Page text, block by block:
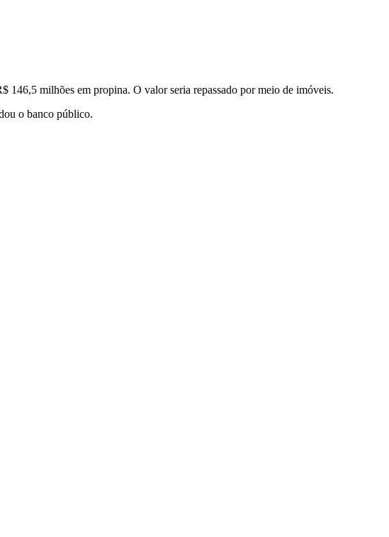
146,5 milhões em propina. O valor seria repassado por meio de imóveis.
o banco público.